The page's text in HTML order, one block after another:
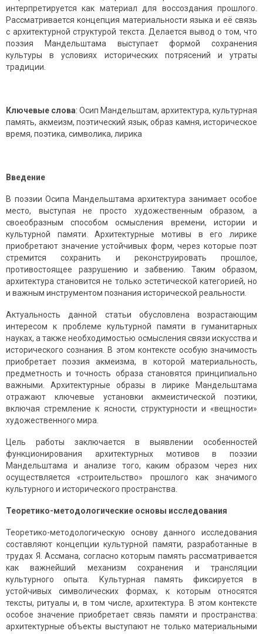
интерпретируется как материал для воссоздания прошлого.
Рассматривается концепция материальности языка и её связь
с архитектурной структурой текста. Делается вывод о том, что
поэзия Мандельштама выступает формой сохранения
культуры в условиях исторических потрясений и утраты
традиции.
Ключевые слова: Осип Мандельштам, архитектура, культурная
память, акмеизм, поэтический язык, образ камня, историческое
время, поэтика, символика, лирика
Введение
В поэзии Осипа Мандельштама архитектура занимает особое
место, выступая не просто художественным образом, а
своеобразным способом осмысления времени, истории и
культурной памяти. Архитектурные мотивы в его лирике
приобретают значение устойчивых форм, через которые поэт
стремится сохранить и реконструировать прошлое,
противостоящее разрушению и забвению. Таким образом,
архитектура становится не только эстетической категорией, но
и важным инструментом познания исторической реальности.
Актуальность данной статьи обусловлена возрастающим
интересом к проблеме культурной памяти в гуманитарных
науках, а также необходимостью осмысления связи искусства и
исторического сознания. В этом контексте особую значимость
приобретает поэзия акмеизма, в которой материальность,
предметность и точность образа становятся принципиально
важными. Архитектурные образы в лирике Мандельштама
отражают ключевые установки акмеистической поэтики,
включая стремление к ясности, структурности и «вещности»
художественного мира.
Цель работы заключается в выявлении особенностей
функционирования архитектурных мотивов в поэзии
Мандельштама и анализе того, каким образом через них
осуществляется «строительство» прошлого как значимого
культурного и исторического пространства.
Теоретико-методологические основы исследования
Теоретико-методологическую основу данного исследования
составляют концепции культурной памяти, разработанные в
трудах Я. Ассмана, согласно которым память рассматривается
как важнейший механизм сохранения и трансляции
культурного опыта. Культурная память фиксируется в
устойчивых символических формах, к которым относятся
тексты, ритуалы и, в том числе, архитектура. В этом контексте
особое значение приобретает связь памяти и пространства:
архитектурные объекты выступают не только материальными